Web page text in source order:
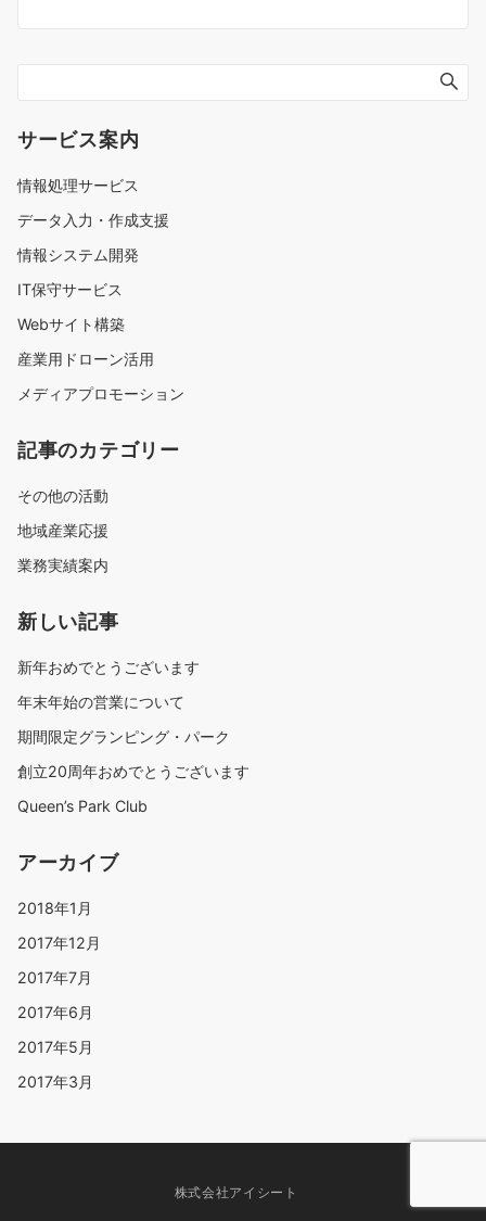
サービス案内
情報処理サービス
データ入力・作成支援
情報システム開発
IT保守サービス
Webサイト構築
産業用ドローン活用
メディアプロモーション
記事のカテゴリー
その他の活動
地域産業応援
業務実績案内
新しい記事
新年おめでとうございます
年末年始の営業について
期間限定グランピング・パーク
創立20周年おめでとうございます
Queen’s Park Club
アーカイブ
2018年1月
2017年12月
2017年7月
2017年6月
2017年5月
2017年3月
株式会社アイシート